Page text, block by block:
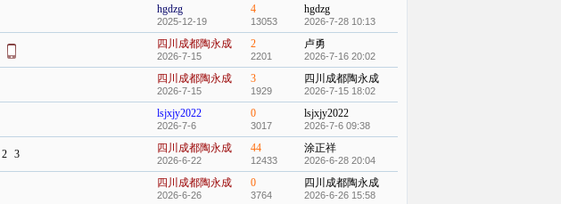
hgdzg
2025-12-19
4
13053
hgdzg
2026-7-28 10:13
四川成都陶永成
2026-7-15
2
2201
卢勇
2026-7-16 20:02
四川成都陶永成
2026-7-15
3
1929
四川成都陶永成
2026-7-15 18:02
lsjxjy2022
2026-7-6
0
3017
lsjxjy2022
2026-7-6 09:38
2 3 四川成都陶永成
2026-6-22
44
12433
涂正祥
2026-6-28 20:04
四川成都陶永成
2026-6-26
0
3764
四川成都陶永成
2026-6-26 15:58